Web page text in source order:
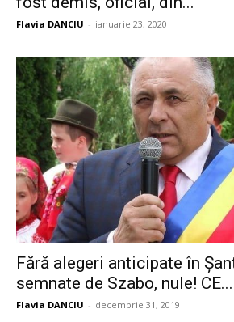
Flavia DANCIU - ianuarie 23, 2020
Fără alegeri anticipate în
semnate de Szabo, nule! CE...
Flavia DANCIU - decembrie 31, 2019